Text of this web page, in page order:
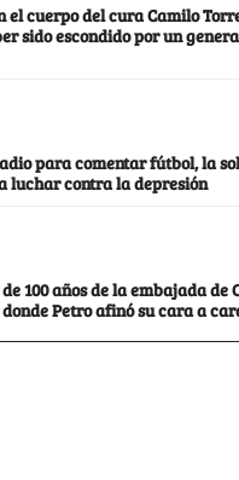
el cuerpo del cura Camilo
sido escondido por un
para comentar fútbol, la
luchar contra la depresión
100 años de la embajada de
Petro afinó su cara a